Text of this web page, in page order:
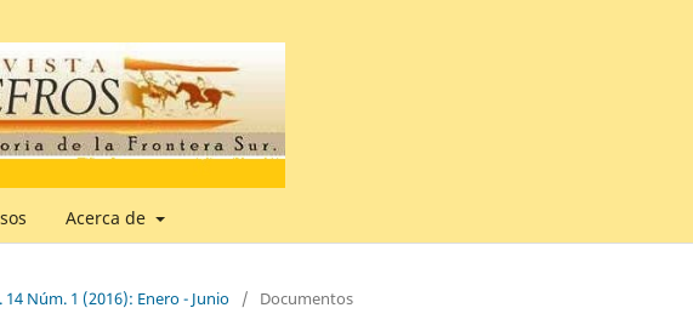
Acerca de
14 Núm. 1 (2016): Enero - Junio / Documentos